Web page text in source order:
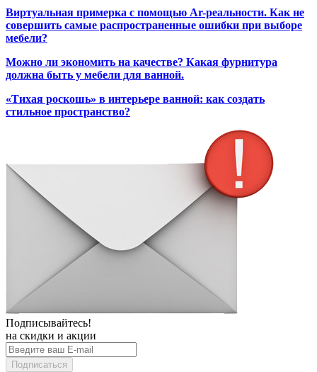
Виртуальная примерка с помощью Ar-реальности. Как не
совершить самые распространенные ошибки при выборе
мебели?
Можно ли экономить на качестве? Какая фурнитура
должна быть у мебели для ванной.
«Тихая роскошь» в интерьере ванной: как создать
стильное пространство?
Подписывайтесь!
на скидки и акции
Подписаться